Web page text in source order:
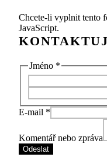
Chcete-li vyplnit tento
JavaScript.
Komentář
zpráva
Jméno
Jméno *
E-mail *
Komentář nebo zpráva
Odeslat